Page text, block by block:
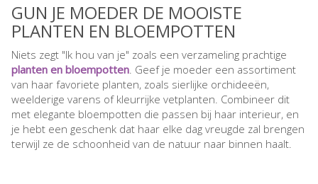
GUN JE MOEDER DE MOOISTE
PLANTEN EN BLOEMPOTTEN
Niets zegt "Ik hou van je" zoals een verzameling prachtige
planten en bloempotten. Geef je moeder een assortiment
van haar favoriete planten, zoals sierlijke orchideeën,
weelderige varens of kleurrijke vetplanten. Combineer dit
met elegante bloempotten die passen bij haar interieur, en
je hebt een geschenk dat haar elke dag vreugde zal brengen
terwijl ze de schoonheid van de natuur naar binnen haalt.